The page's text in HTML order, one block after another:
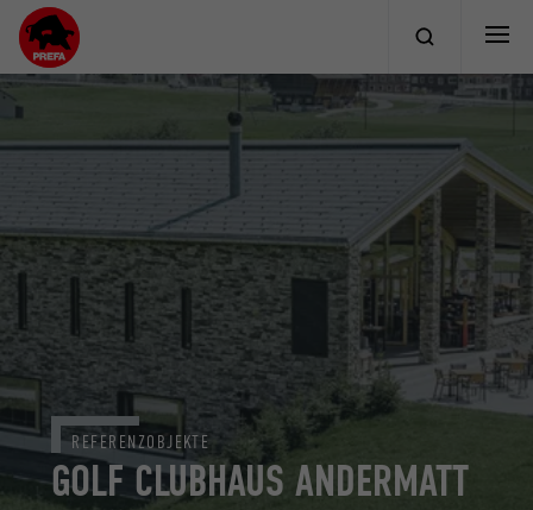
GOLF CLUBHAUS ANDERMATT
REFERENZOBJEKTE